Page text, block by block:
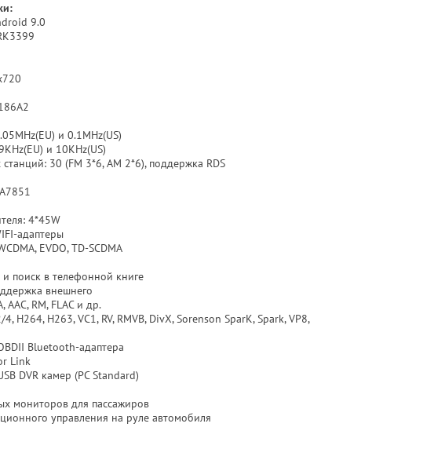
9.0
и 0.1MHz(US)
и 10KHz(US)
30 (FM 3*6, AM 2*6), поддержка RDS
4*45W
адаптеры
EVDO, TD-SCDMA
поиск в телефонной книге
внешнего
RM, FLAC и др.
H264, H263, VC1, RV, RMVB, DivX, Sorenson SparK, Spark, VP8,
Bluetooth-адаптера
Link
DVR камер (PC Standard)
мониторов для пассажиров
управления на руле автомобиля